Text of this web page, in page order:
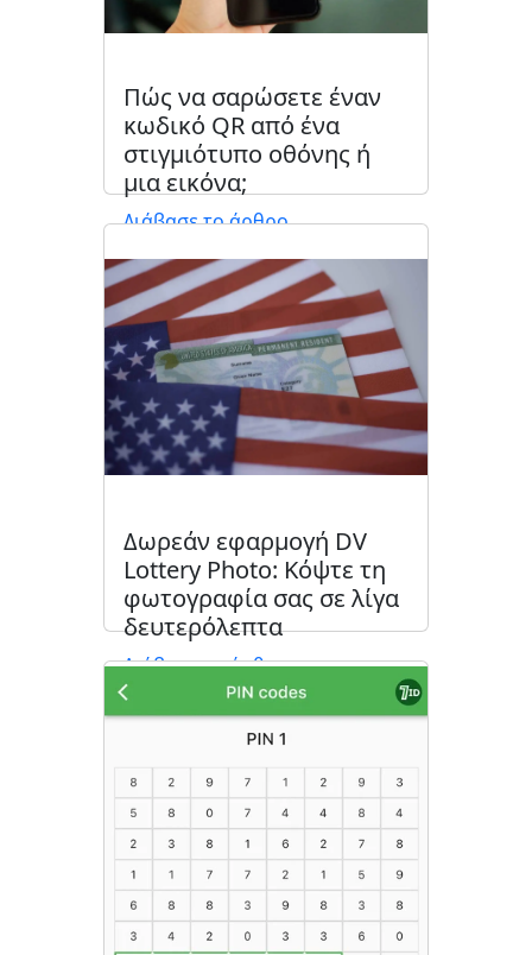
Πώς να σαρώσετε έναν
κωδικό QR από ένα
στιγμιότυπο οθόνης ή
μια εικόνα;
Διάβασε το άρθρο
Δωρεάν εφαρμογή DV
Lottery Photo: Κόψτε τη
φωτογραφία σας σε λίγα
δευτερόλεπτα
Διάβασε το άρθρο